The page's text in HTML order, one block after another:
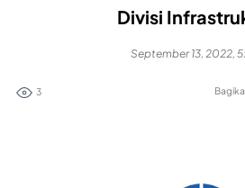
Divisi
September 13, 2022,
3